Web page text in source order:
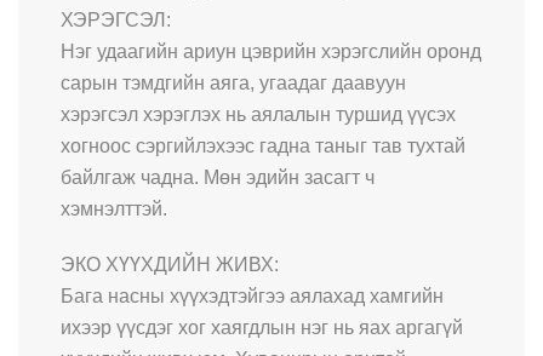
ХЭРЭГСЭЛ:
Нэг удаагийн ариун цэврийн хэрэгслийн оронд
сарын тэмдгийн аяга, угаадаг даавуун
хэрэгсэл хэрэглэх нь аялалын туршид үүсэх
хогноос сэргийлэхээс гадна таныг тав тухтай
байлгаж чадна. Мөн эдийн засагт ч
хэмнэлттэй.
ЭКО ХҮҮХДИЙН ЖИВХ:
Бага насны хүүхэдтэйгээ аялахад хамгийн
ихээр үүсдэг хог хаягдлын нэг нь яах аргагүй